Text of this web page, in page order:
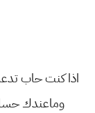
اذا كنت حاب
وماعندك